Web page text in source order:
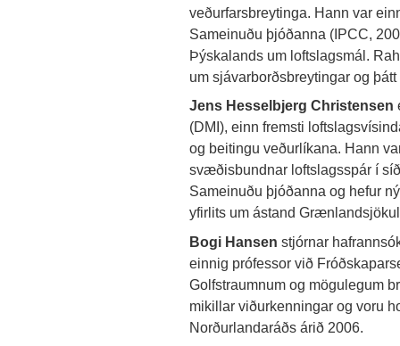
veðurfarsbreytinga. Hann var
Sameinuðu þjóðanna (IPCC,
Þýskalands um loftslagsmál.
um sjávarborðsbreytingar og
Jens Hesselbjerg Christensen
(DMI), einn fremsti
og beitingu veðurlíkana. Hann
svæðisbundnar loftslagsspár í
Sameinuðu þjóðanna og hefur
yfirlits um ástand
Bogi Hansen stjórnar
einnig prófessor við
Golfstraumnum og mögulegum
mikillar viðurkenningar og voru
Norðurlandaráðs árið 2006.